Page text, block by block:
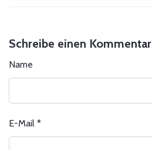
Schreibe einen Kommentar
Name
E-Mail *